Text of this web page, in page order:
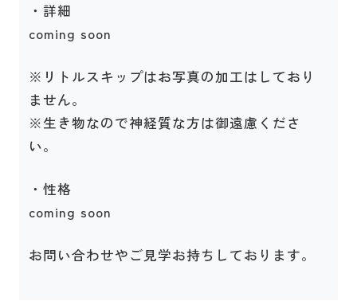
・詳細
coming soon
※リトルスキップはお写真の加工はしており
ません。
※生き物なので神経質な方は御遠慮くださ
い。
・性格
coming soon
お問い合わせやご見学お持ちしております。